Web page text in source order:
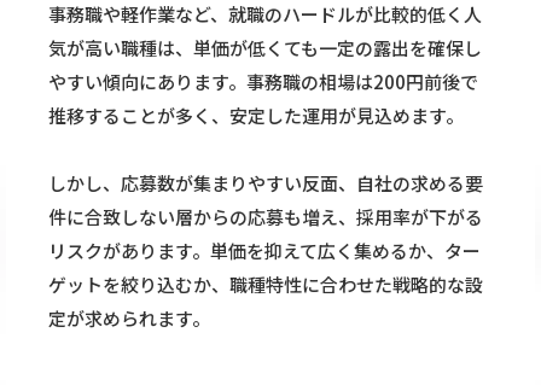
事務職や軽作業など、就職のハードルが比較的低く人
気が高い職種は、単価が低くても一定の露出を確保し
やすい傾向にあります。事務職の相場は200円前後で
推移することが多く、安定した運用が見込めます。
しかし、応募数が集まりやすい反面、自社の求める要
件に合致しない層からの応募も増え、採用率が下がる
リスクがあります。単価を抑えて広く集めるか、ター
ゲットを絞り込むか、職種特性に合わせた戦略的な設
定が求められます。